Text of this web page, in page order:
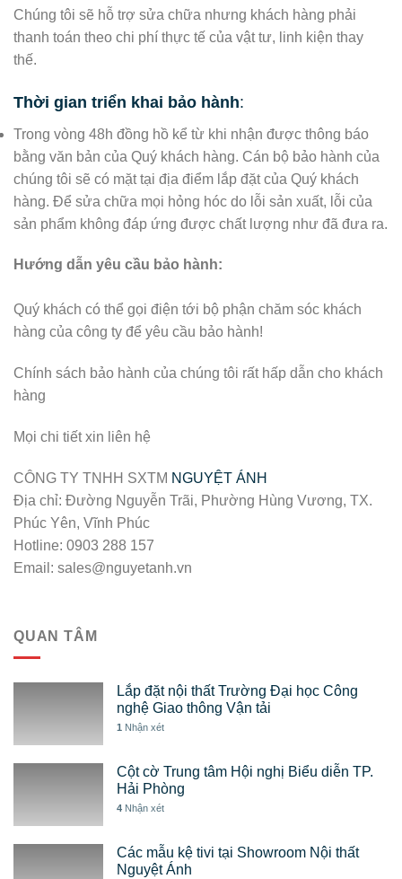
Chúng tôi sẽ hỗ trợ sửa chữa nhưng khách hàng phải
thanh toán theo chi phí thực tế của vật tư, linh kiện thay
thế.
Thời gian triển khai bảo hành:
Trong vòng 48h đồng hồ kể từ khi nhận được thông báo
bằng văn bản của Quý khách hàng. Cán bộ bảo hành của
chúng tôi sẽ có mặt tại địa điểm lắp đặt của Quý khách
hàng. Để sửa chữa mọi hỏng hóc do lỗi sản xuất, lỗi của
sản phẩm không đáp ứng được chất lượng như đã đưa ra.
Hướng dẫn yêu cầu bảo hành:
Quý khách có thể gọi điện tới bộ phận chăm sóc khách
hàng của công ty để yêu cầu bảo hành!
Chính sách bảo hành của chúng tôi rất hấp dẫn cho khách
hàng
Mọi chi tiết xin liên hệ
CÔNG TY TNHH SXTM NGUYỆT ÁNH
Địa chỉ: Đường Nguyễn Trãi, Phường Hùng Vương, TX.
Phúc Yên, Vĩnh Phúc
Hotline: 0903 288 157
Email: sales@nguyetanh.vn
QUAN TÂM
Lắp đặt nội thất Trường Đại học Công
nghệ Giao thông Vận tải
1 Nhận xét
Cột cờ Trung tâm Hội nghị Biểu diễn TP.
Hải Phòng
4 Nhận xét
Các mẫu kệ tivi tại Showroom Nội thất
Nguyệt Ánh